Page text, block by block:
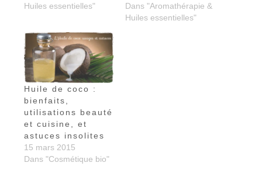
Huiles essentielles"
Dans "Aromathérapie &
Huiles essentielles"
Huile de coco :
bienfaits,
utilisations beauté
et cuisine, et
astuces insolites
15 mars 2015
Dans "Cosmétique bio"